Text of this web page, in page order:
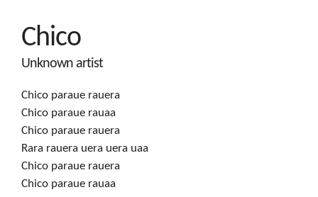
Chico
Unknown artist
Chico paraue rauera
Chico paraue rauaa
Chico paraue rauera
Rara rauera uera uera uaa
Chico paraue rauera
Chico paraue rauaa